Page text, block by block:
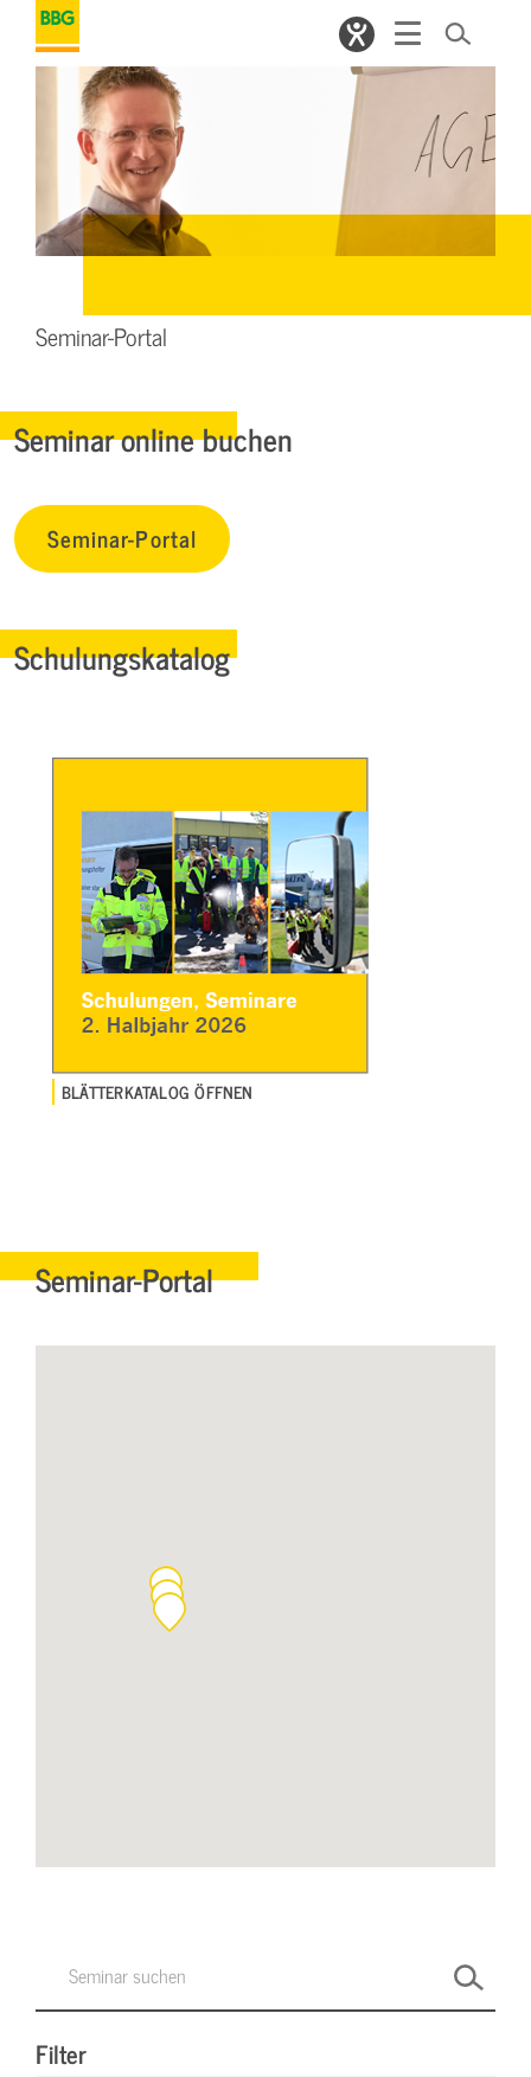
Seminar-Portal
Seminar online buchen
Seminar-Portal
Schulungskatalog
BLÄTTERKATALOG ÖFFNEN
Seminar-Portal
Filter